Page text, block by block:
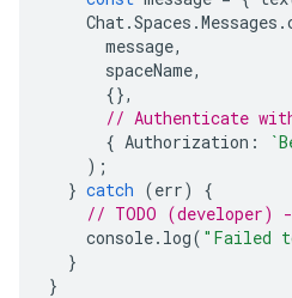
Chat.Spaces .Messages .
message,
spaceName,
{},
// Authenticate
{ Authorization :
);
} catch (err)
{
// TODO (developer)
console. log( "Failed
}
}